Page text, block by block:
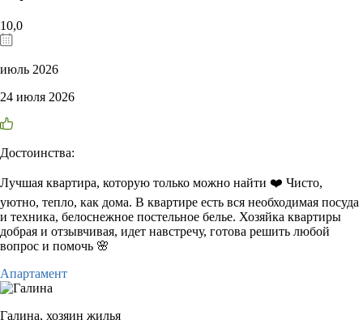
10,0
июль 2026
24 июля 2026
Достоинства:
Лучшая квартира, которую только можно найти ❤️ Чисто,
уютно, тепло, как дома. В квартире есть вся необходимая посуда
и техника, белоснежное постельное белье. Хозяйка квартиры
добрая и отзывчивая, идет навстречу, готова решить любой
вопрос и помочь 🌸
Апартамент
Галина, хозяин жилья